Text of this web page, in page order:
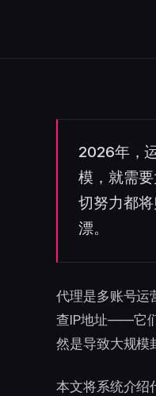
2026年，
模，就需
切努力都
漂。
代理是多账号运
查IP地址——它
然是导致大规模
本文将系统介绍